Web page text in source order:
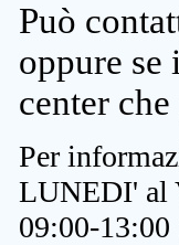
Può
oppure se
center
Per
LUNEDI' al
09:00-